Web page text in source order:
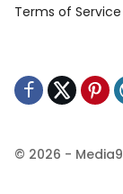
Terms of Service
© 2026 -